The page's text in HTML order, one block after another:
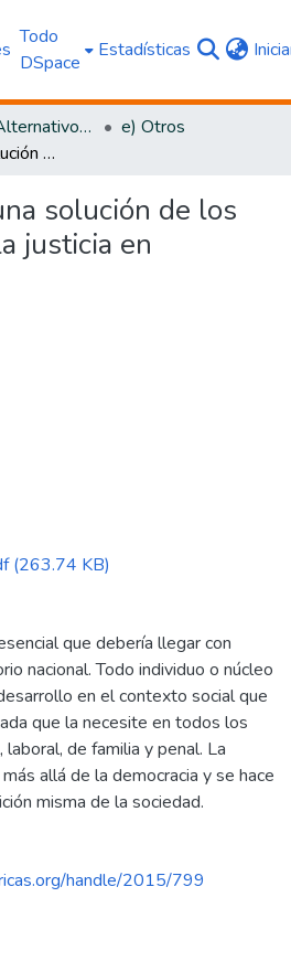
Todo
DSpace
Estadísticas
3. Mecanismos Alternativos al Proceso Judicial
e) Otros
Ensayo sobre una solución de los problemas de la justicia en Colombia
solución de los
justicia en
(263.74 KB)
que debería llegar con
nacional. Todo individuo o núcleo
en el contexto social que
que la necesite en todos los
de familia y penal. La
allá de la democracia y se hace
misma de la sociedad.
handle/2015/799